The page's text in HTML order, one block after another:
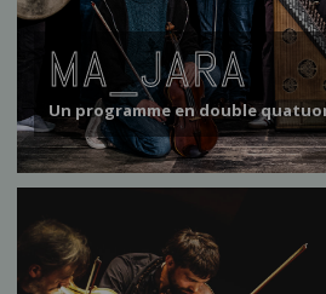
MA_JARA
Un programme en double